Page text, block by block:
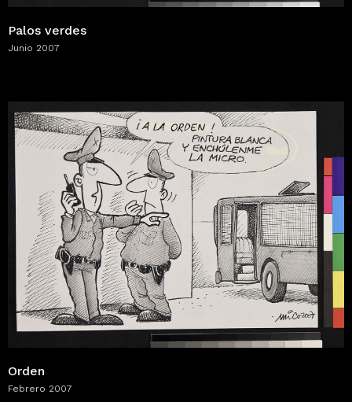
Palos verdes
Junio 2007
Orden
Febrero 2007